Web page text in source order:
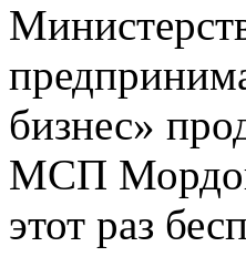
бизнес»
МСП
этот раз